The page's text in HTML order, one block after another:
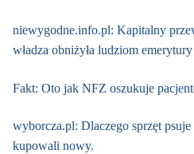
niewygodne.info.pl: Kapitalny
władza obniżyła ludziom
Fakt: Oto jak NFZ oszukuje
wyborcza.pl: Dlaczego sprzęt
kupowali nowy.